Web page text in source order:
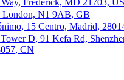
London, N1 9AB, GB
15 Centro, Madrid,
D, 91 Kefa Rd,
CN